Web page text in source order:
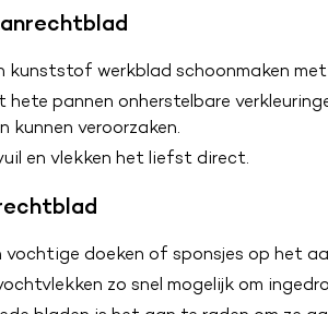
kunststof werkblad schoonmaken
pannen onherstelbare
kunnen veroorzaken.
en vlekken het liefst direct.
vochtige doeken of sponsjes op het
zo snel mogelijk om